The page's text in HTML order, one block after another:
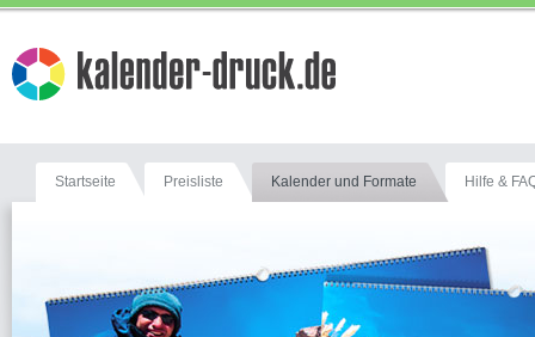
Startseite Preisliste Kalender und Formate Hilfe &